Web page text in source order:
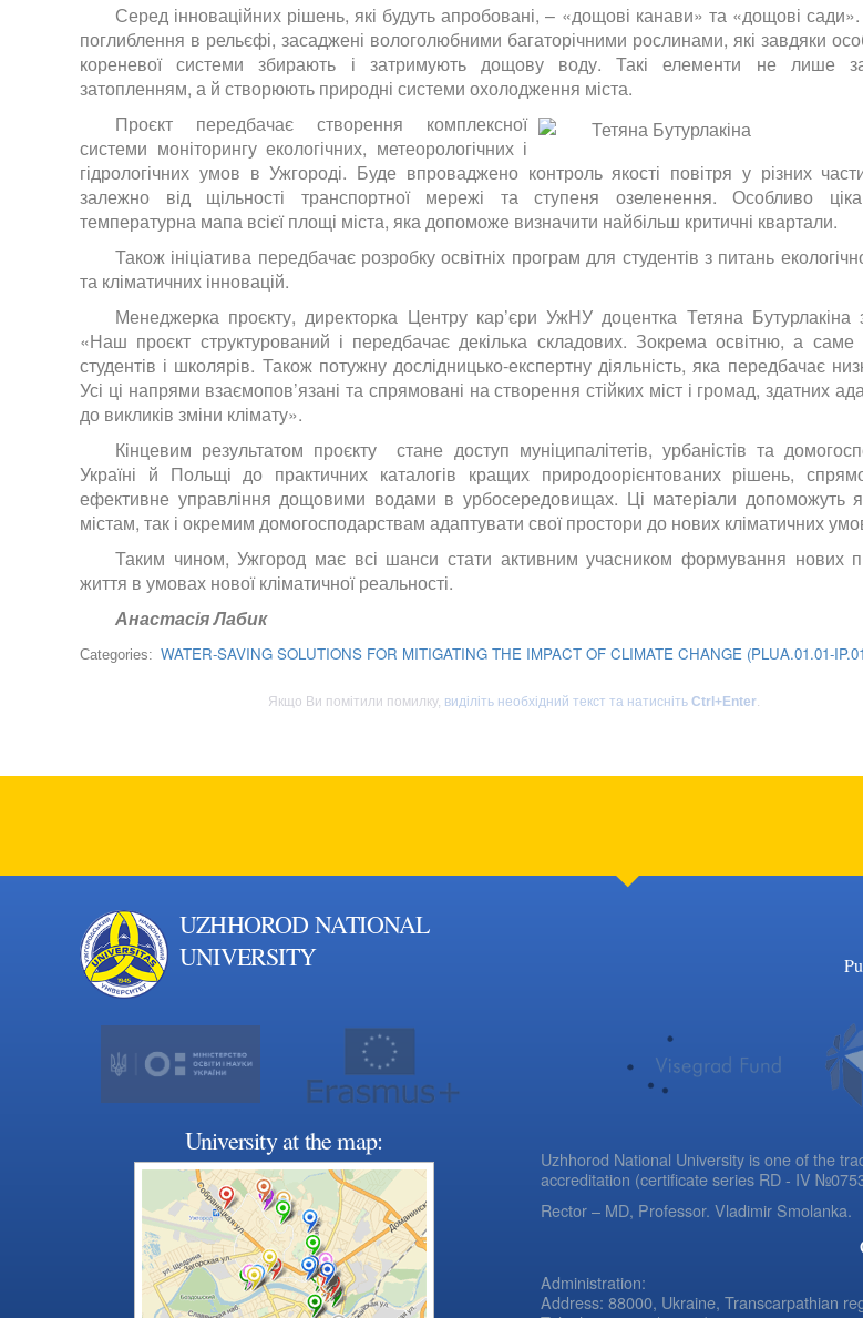
Серед інноваційних рішень, які будуть апробовані, – «дощові канави» та «дощові
поглиблення в рельєфі, засаджені вологолюбними багаторічними рослинами, які завдяки
кореневої системи збирають і затримують дощову воду. Такі елементи не лише
затопленням, а й створюють природні системи охолодження міста.
Проєкт передбачає створення комплексної
системи моніторингу екологічних, метеорологічних і
гідрологічних умов в Ужгороді. Буде впроваджено контроль якості повітря у різних
залежно від щільності транспортної мережі та ступеня озеленення. Особливо
температурна мапа всієї площі міста, яка допоможе визначити найбільш критичні квартали.
Також ініціатива передбачає розробку освітніх програм для студентів з питань
та кліматичних інновацій.
Менеджерка проєкту, директорка Центру кар’єри УжНУ доцентка Тетяна Бутурлакіна
«Наш проєкт структурований і передбачає декілька складових. Зокрема освітню, а саме
студентів і школярів. Також потужну дослідницько-експертну діяльність, яка передбачає
Усі ці напрями взаємопов’язані та спрямовані на створення стійких міст і громад, здатних
до викликів зміни клімату».
Кінцевим результатом проєкту стане доступ муніципалітетів, урбаністів та
Україні й Польщі до практичних каталогів кращих природоорієнтованих рішень,
ефективне управління дощовими водами в урбосередовищах. Ці матеріали допоможуть
містам, так і окремим домогосподарствам адаптувати свої простори до нових кліматичних
Таким чином, Ужгород має всі шанси стати активним учасником формування нових
життя в умовах нової кліматичної реальності.
Анастасія Лабик
Categories: WATER-SAVING SOLUTIONS FOR MITIGATING THE IMPACT OF CLIMATE CHANGE (PLUA.01.01-
Якщо Ви помітили помилку, виділіть необхідний текст та натисніть Ctrl+Enter.
UZHHOROD NATIONAL
UNIVERSITY
University at the map:
Uzhhorod National University is one of the
accreditation (certificate series RD - IV
Rector – MD, Professor. Vladimir Smolanka.
Administration:
Address: 88000, Ukraine, Transcarpathian